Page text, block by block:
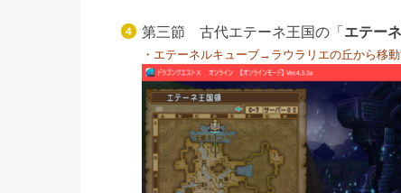
第三節 古代エテーネ王国の「エテー
・エテーネルキューブ→ラウラリエの丘から移